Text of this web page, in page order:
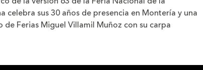
sus 30 años de presencia en Montería y una
Ferias Miguel Villamil Muñoz con su carpa